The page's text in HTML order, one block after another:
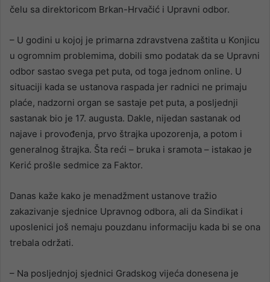
čelu sa direktoricom Brkan-Hrvačić i Upravni odbor.
– U godini u kojoj je primarna zdravstvena zaštita u Konjicu
u ogromnim problemima, dobili smo podatak da se Upravni
odbor sastao svega pet puta, od toga jednom online. U
situaciji kada se ustanova raspada jer radnici ne primaju
plaće, nadzorni organ se sastaje pet puta, a posljednji
sastanak bio je 17. augusta. Dakle, nijedan sastanak od
najave i provođenja, prvo štrajka upozorenja, a potom i
generalnog štrajka. Šta reći – bruka i sramota – istakao je
Kerić prošle sedmice za Faktor.
Danas kaže kako je menadžment ustanove tražio
zakazivanje sjednice Upravnog odbora, ali da Sindikat i
uposlenici još nemaju pouzdanu informaciju kada bi se ona
trebala održati.
– Na posljednjoj sjednici Gradskog vijeća donesena je